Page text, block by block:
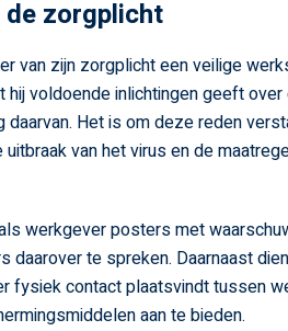
zorgplicht
van zijn zorgplicht een veilige
voldoende inlichtingen geeft
daarvan. Het is om deze reden
van het virus en de
werkgever posters met
daarover te spreken. Daarnaast
fysiek contact plaatsvindt tussen
aan te bieden.